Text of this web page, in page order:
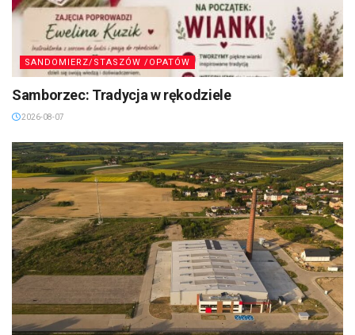
SANDOMIERZ/STASZÓW /OPATÓW
Samborzec: Tradycja w rękodziele
2026-08-07